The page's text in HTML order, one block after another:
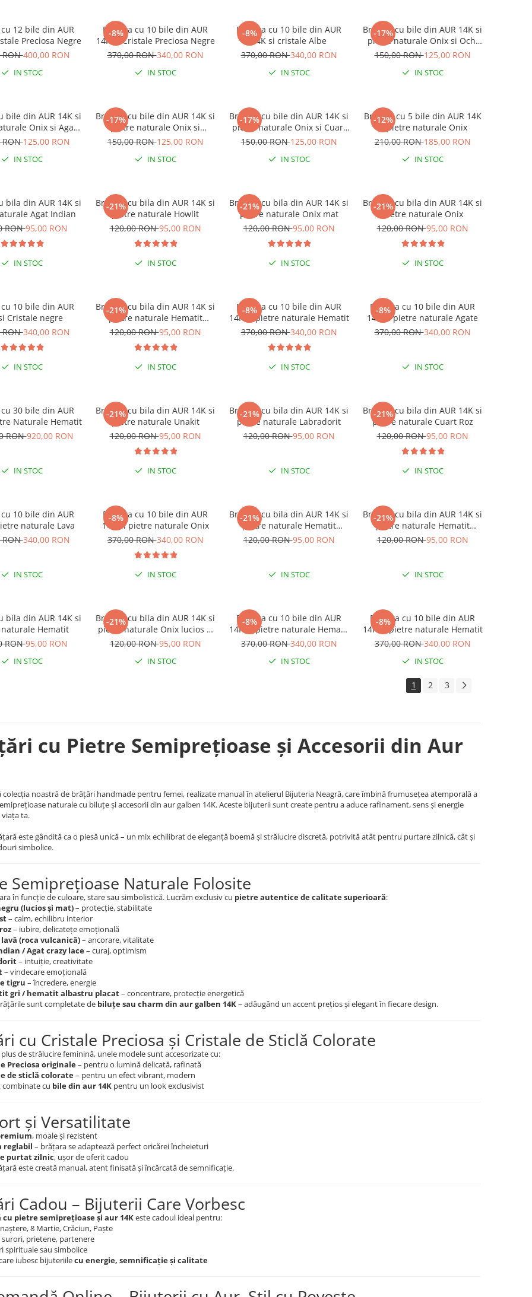
12 bile din AUR
Preciosa Negre
RON400,00 RON
IN STOC
-8%
Bratara cu 10 bile din AUR
14K si Cristale Preciosa Negre
370,00 RON340,00 RON
IN STOC
-8%
Bratara cu 10 bile din AUR
14K si cristale Albe
370,00 RON340,00 RON
IN STOC
-17%
Bratara cu bile din AUR 14K si
pietre naturale Onix si Ochi
de Tigru
150,00 RON125,00 RON
IN STOC
bile din AUR 14K si
Onix si Agat
Indian
RON125,00 RON
IN STOC
-17%
Bratara cu bile din AUR 14K si
pietre naturale Onix si
Labradorit
150,00 RON125,00 RON
IN STOC
-17%
Bratara cu bile din AUR 14K si
pietre naturale Onix si Cuart
Roz
150,00 RON125,00 RON
IN STOC
-12%
Bratara cu 5 bile din AUR 14K
si pietre naturale Onix
210,00 RON185,00 RON
IN STOC
bila din AUR 14K si
Agat Indian
RON95,00 RON
IN STOC
-21%
Bratara cu bila din AUR 14K si
pietre naturale Howlit
120,00 RON95,00 RON
IN STOC
-21%
Bratara cu bila din AUR 14K si
pietre naturale Onix mat
120,00 RON95,00 RON
IN STOC
-21%
Bratara cu bila din AUR 14K si
pietre naturale Onix
120,00 RON95,00 RON
IN STOC
10 bile din AUR
si Cristale negre
RON340,00 RON
IN STOC
-21%
Bratara cu bila din AUR 14K si
pietre naturale Hematit
discuri
120,00 RON95,00 RON
IN STOC
-8%
Bratara cu 10 bile din AUR
14K si pietre naturale Hematit
370,00 RON340,00 RON
IN STOC
-8%
Bratara cu 10 bile din AUR
14K si pietre naturale Agate
370,00 RON340,00 RON
IN STOC
30 bile din AUR
Naturale Hematit
RON920,00 RON
IN STOC
-21%
Bratara cu bila din AUR 14K si
pietre naturale Unakit
120,00 RON95,00 RON
IN STOC
-21%
Bratara cu bila din AUR 14K si
pietre naturale Labradorit
120,00 RON95,00 RON
IN STOC
-21%
Bratara cu bila din AUR 14K si
pietre naturale Cuart Roz
120,00 RON95,00 RON
IN STOC
10 bile din AUR
naturale Lava
RON340,00 RON
IN STOC
-8%
Bratara cu 10 bile din AUR
14K si pietre naturale Onix
370,00 RON340,00 RON
IN STOC
-21%
Bratara cu bila din AUR 14K si
pietre naturale Hematit
albastru
120,00 RON95,00 RON
IN STOC
-21%
Bratara cu bila din AUR 14K si
pietre naturale Hematit
discuri
120,00 RON95,00 RON
IN STOC
bila din AUR 14K si
Hematit
RON95,00 RON
IN STOC
-21%
Bratara cu bila din AUR 14K si
pietre naturale Onix lucios si
mat
120,00 RON95,00 RON
IN STOC
-8%
Bratara cu 10 bile din AUR
14K si pietre naturale Hematit
albastru
370,00 RON340,00 RON
IN STOC
-8%
Bratara cu 10 bile din AUR
14K si pietre naturale Hematit
370,00 RON340,00 RON
IN STOC
1 2 3
cu Pietre Semiprețioase și Accesorii din Aur
colecția noastră de brățări handmade pentru femei, realizate manual în atelierul Bijuteria Neagră, care îmbină frumusețea atemporală a
naturale cu biluțe și accesorii din aur galben 14K. Aceste bijuterii sunt create pentru a aduce rafinament, sens și energie
ta.
este gândită ca o piesă unică – un mix echilibrat de eleganță boemă și strălucire discretă, potrivită atât pentru purtare zilnică, cât și
simbolice.
Semiprețioase Naturale Folosite
în funcție de culoare, stare sau simbolistică. Lucrăm exclusiv cu pietre autentice de calitate superioară:
(lucios și mat)– protecție, stabilitate
– calm, echilibru interior
– iubire, delicatețe emoțională
(roca vulcanică)– ancorare, vitalitate
/ Agat crazy lace– curaj, optimism
– intuiție, creativitate
– vindecare emoțională
tigru – încredere, energie
gri / hematit albastru placat– concentrare, protecție energetică
sunt completate de biluțe sau charm din aur galben 14K– adăugând un accent prețios și elegant în fiecare design.
cu Cristale Preciosa și Cristale de Sticlă Colorate
de strălucire feminină, unele modele sunt accesorizate cu:
Preciosa originale– pentru o lumină delicată, rafinată
de sticlă colorate– pentru un efect vibrant, modern
combinate cu bile din aur 14K pentru un look exclusivist
și Versatilitate
, moale și rezistent
reglabil – brățara se adaptează perfect oricărei încheieturi
purtat zilnic, ușor de oferit cadou
este creată manual, atent finisată și încărcată de semnificație.
Cadou – Bijuterii Care Vorbesc
pietre semiprețioase și aur 14Keste cadoul ideal pentru:
8 Martie, Crăciun, Paște
surori, prietene, partenere
spirituale sau simbolice
iubesc bijuteriilecu energie, semnificație și calitate